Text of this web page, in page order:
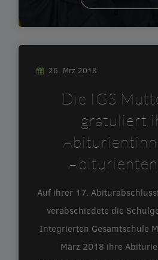
26. Mrz 2018
Die IGS
gratuliert
Auf ihrer 17.
verabschiedete die
Integrierten Gesamtschule
März 2018 ihre